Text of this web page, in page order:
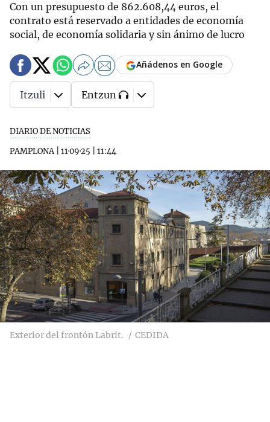
Con un presupuesto de 862.608,44 euros, el
contrato está reservado a entidades de economía
social, de economía solidaria y sin ánimo de lucro
DIARIO DE NOTICIAS
PAMPLONA| 11·09·25 11:44
Añádenos en Google
Itzuli Entzun
Exterior del frontón Labrit. CEDIDA